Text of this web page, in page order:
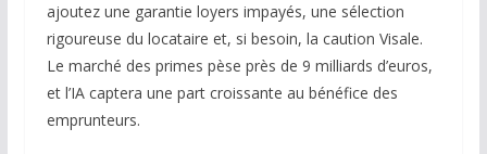
ajoutez une garantie loyers impayés, une sélection
rigoureuse du locataire et, si besoin, la caution Visale.
Le marché des primes pèse près de 9 milliards d’euros,
et l’IA captera une part croissante au bénéfice des
emprunteurs.